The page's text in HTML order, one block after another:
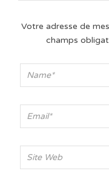
Votre adresse de
champs